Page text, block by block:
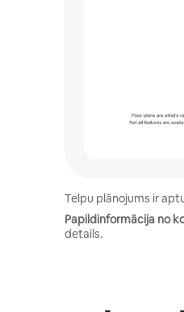
Telpu plānojums ir
Papildinformācija no
details.